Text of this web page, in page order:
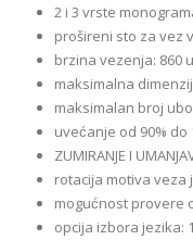
2 i 3 vrste
prošireni sto za vez
brzina vezenja: 860
maksimalna
maksimalan broj
uvećanje od 90% do
ZUMIRANJE I
rotacija motiva
mogućnost provere
opcija izbora jezika: